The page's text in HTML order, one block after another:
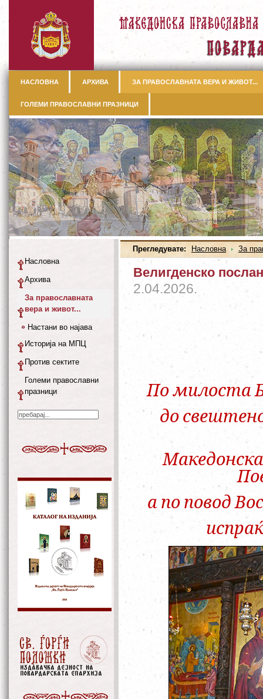
НАСЛОВНА АРХИВА ЗА ПРАВОСЛАВНАТА ВЕРА И ЖИВОТ...
ГОЛЕМИ ПРАВОСЛАВНИ ПРАЗНИЦИ
Прегледувате: Насловна За
Велигденско
2.04.2026.
По милоста
до
а по повод
Насловна
Архива
За православната
вера и живот...
Настани во најава
Историја на МПЦ
Против сектите
Големи православни
празници